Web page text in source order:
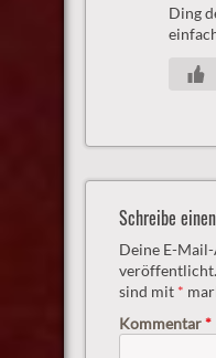
Ding
Schreibe
Deine E-
veröffentlicht.
sind mit *
Kommentar*